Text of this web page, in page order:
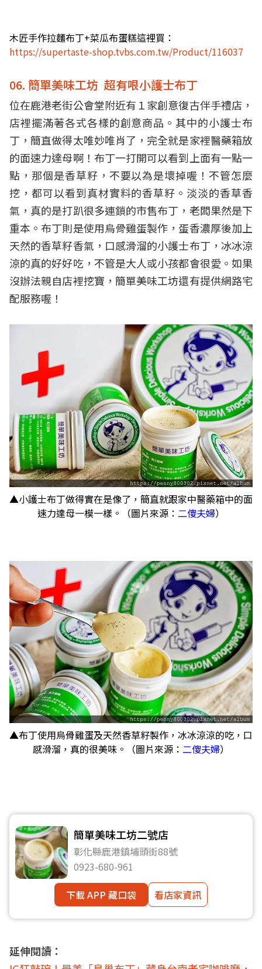
木匠手作拉麵布丁+菜瓜布蛋糕這裡買：
https://supertaste-shop.tvbs.com.tw/Product/116037
06. 簡單美味工坊 超有哏小護士布丁
位在鹿港老街公會堂附近有１家創意復古伴手禮店，
店裡擺滿著各式各樣的創意商品。其中的小護士布
丁，簡直做得太唯妙唯肖了，完全就是家裡醫藥箱放
的面速力達母啊！布丁一打開可以看到上面有一點一
點，那個是香草籽，不要以為是壞掉喔！不管怎麼
挖，都可以看到真材實料的香草籽。淡淡的香草香
氣，真的是打趴很多連鎖的市售布丁，老闆果然是下
重本。布丁則是使用烏骨雞蛋製作，蛋香濃厚後加上
天然的香草籽香氣，口感滑溜的小護士布丁，冰冰涼
涼的真的好好吃，不管是大人或小孩都會很愛。如果
沒辦法親自店裡挖寶，簡單美味工坊還有提供網路宅
配服務喔！
▲小護士布丁做得實在是像了，簡直就跟家中醫藥箱中的面
速力達母一模一樣。（圖片來源： 二傻夫婦）
▲布丁使用烏骨雞蛋及天然香草籽製作，冰冰涼涼的吃，口
感滑溜，真的很美味。（圖片來源： 二傻夫婦）
簡單美味工坊二號店
彰化縣鹿港鎮埔頭街88號
0923-680-961
下載 APP 藏口袋
看店家資訊
延伸閱讀：